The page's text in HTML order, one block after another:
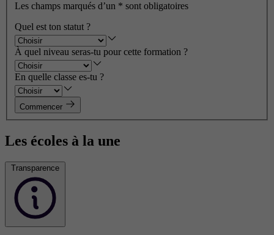
Les champs marqués d’un * sont obligatoires
Quel est ton statut ?
À quel niveau seras-tu pour cette formation ?
En quelle classe es-tu ?
Commencer
Les écoles à la une
Transparence